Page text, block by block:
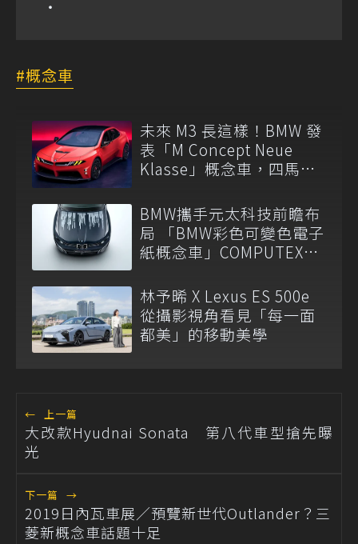
概念車
未來 M3 長這樣！BMW 發
表「M Concept Neue
Klasse」概念車，四馬達
BMW攜手元太科技前瞻布
局 「BMW彩色可變色電子
紙概念車」COMPUTEX
林予晞 X Lexus ES 500e
從攝影視角看見「每一面
都美」的移動美學
← 上一篇
大改款Hyudnai Sonata 第八代車型搶先曝
光
下一篇 →
2019日內瓦車展／預覽新世代Outlander？三
菱新概念車話題十足